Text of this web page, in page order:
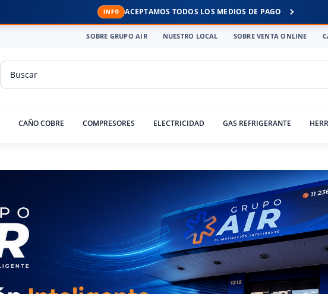
ACEPTAMOS TODOS LOS MEDIOS DE PAGO
SOBRE GRUPO AIR NUESTRO LOCAL SOBRE VENTA ONLINE
CAÑO COBRE COMPRESORES ELECTRICIDAD GAS REFRIGERANTE